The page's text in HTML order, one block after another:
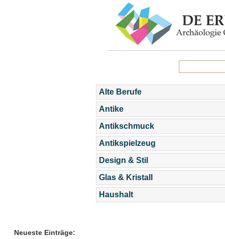
Alte Berufe
Antike
Antikschmuck
Antikspielzeug
Design & Stil
Glas & Kristall
Haushalt
Neueste Einträge: